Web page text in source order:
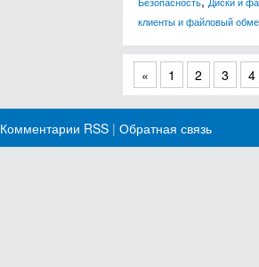
клиенты и файловый
« 1 2 3 4
Комментарии RSS | Обратная связь